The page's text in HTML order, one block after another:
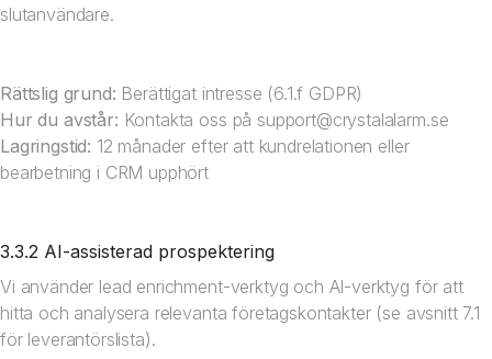
slutanvändare.
Rättslig grund: Berättigat intresse (6.1.f GDPR)
Hur du avstår: Kontakta oss på support@crystalalarm.se
Lagringstid: 12 månader efter att kundrelationen eller
bearbetning i CRM upphört
3.3.2 AI-assisterad prospektering
Vi använder lead enrichment-verktyg och AI-verktyg för att
hitta och analysera relevanta företagskontakter (se avsnitt 7.1
för leverantörslista).